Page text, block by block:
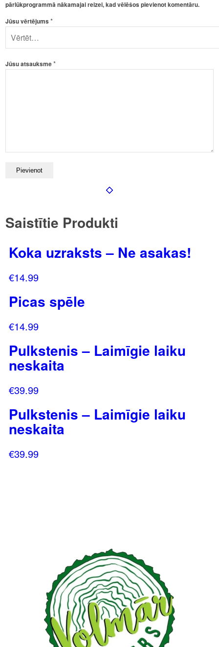
pārlūkprogrammā nākamajai reizei, kad vēlēšos pievienot komentāru.
Jūsu vērtējums*
Jūsu atsauksme*
Saistītie Produkti
Koka uzraksts – Ne asakas!
€14.99
Picas spēle
€14.99
Pulkstenis – Laimīgie laiku
neskaita
€39.99
Pulkstenis – Laimīgie laiku
neskaita
€39.99